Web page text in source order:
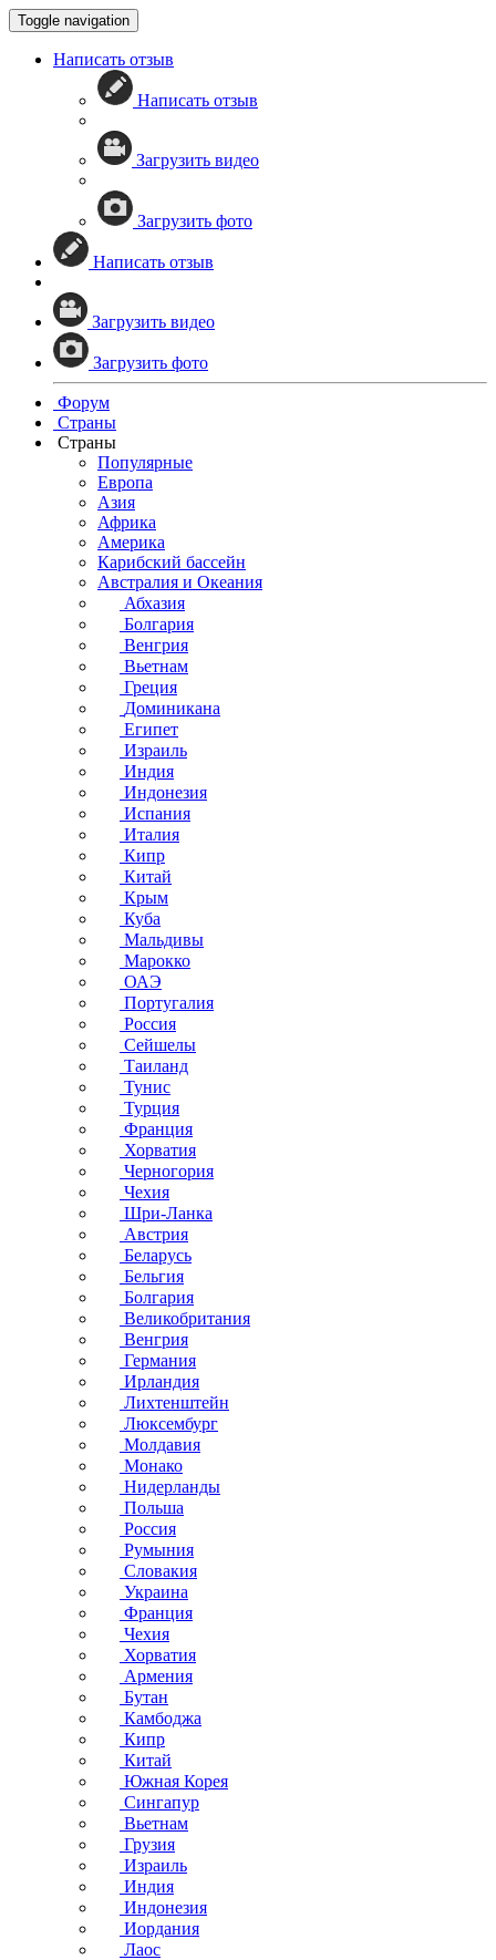
Toggle navigation
Написать отзыв
Написать отзыв
Загрузить видео
Загрузить фото
Написать отзыв
Загрузить видео
Загрузить фото
Форум
Страны
Страны
Популярные
Европа
Азия
Африка
Америка
Карибский бассейн
Австралия и Океания
Абхазия
Болгария
Венгрия
Вьетнам
Греция
Доминикана
Египет
Израиль
Индия
Индонезия
Испания
Италия
Кипр
Китай
Крым
Куба
Мальдивы
Марокко
ОАЭ
Португалия
Россия
Сейшелы
Таиланд
Тунис
Турция
Франция
Хорватия
Черногория
Чехия
Шри-Ланка
Австрия
Беларусь
Бельгия
Болгария
Великобритания
Венгрия
Германия
Ирландия
Лихтенштейн
Люксембург
Молдавия
Монако
Нидерланды
Польша
Россия
Румыния
Словакия
Украина
Франция
Чехия
Хорватия
Армения
Бутан
Камбоджа
Кипр
Китай
Южная Корея
Сингапур
Вьетнам
Грузия
Израиль
Индия
Индонезия
Иордания
Лаос